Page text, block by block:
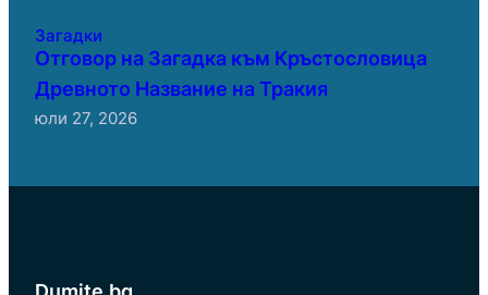
Загадки
Отговор на Загадка към Кръстословица
Древното Название на Тракия
юли 27, 2026